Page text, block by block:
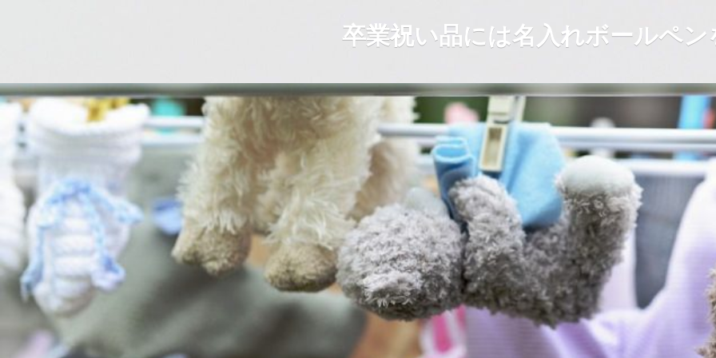
卒業祝い品には名入れボールペン